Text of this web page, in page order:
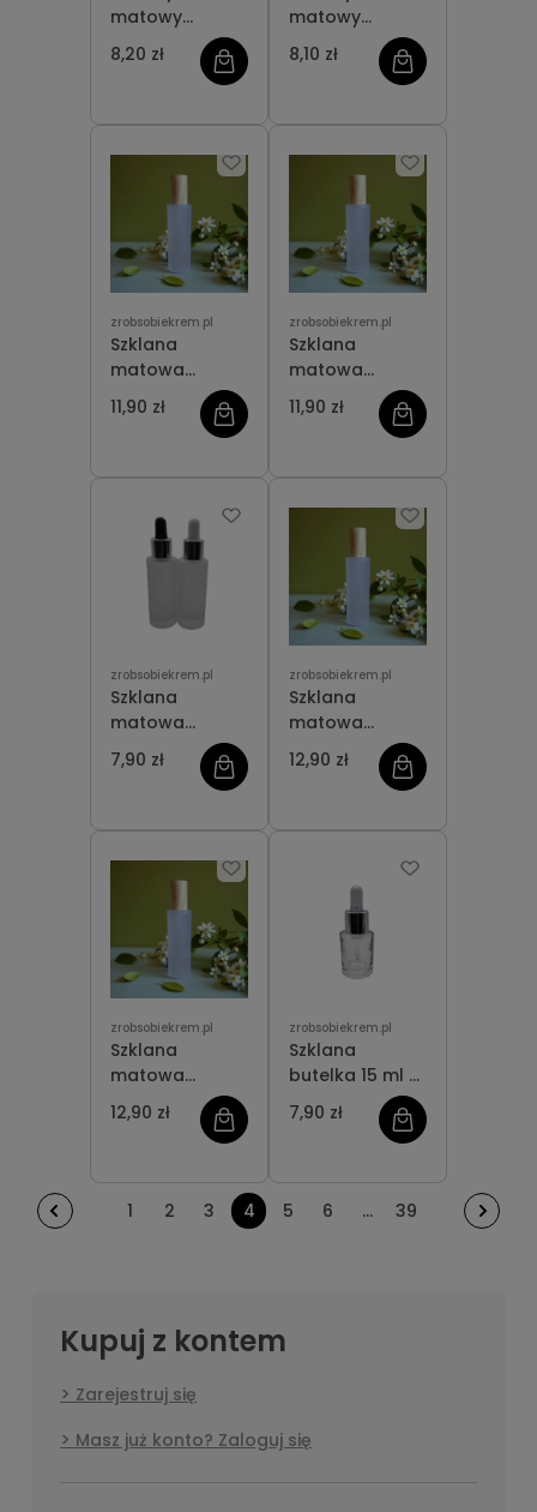
matowy
słoiczek 15 ml
8,20 zł
matowy
słoiczek 10 ml
8,10 zł
zrobsobiekrem.pl
Szklana
matowa
butelka z
atomizerem 60
11,90 zł
zrobsobiekrem.pl
Szklana
matowa
butelka 60 ml z
dozownikiem
11,90 zł
zrobsobiekrem.pl
Szklana
matowa
butelka 30 ml z
pipetką
7,90 zł
zrobsobiekrem.pl
Szklana
matowa
butelka 100 ml
z dozownikiem
12,90 zł
zrobsobiekrem.pl
Szklana
matowa
butelka 100 ml
z atomizerem
12,90 zł
zrobsobiekrem.pl
Szklana
butelka 15 ml z
pipetką
7,90 zł
1 2 3 4 5 6 ... 39
Kupuj z kontem
Zarejestruj się
Masz już konto? Zaloguj się